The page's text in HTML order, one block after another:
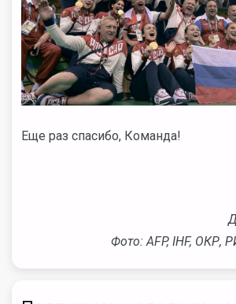
Еще раз спасибо, Команда!
Фото: AFP, IHF, ОКР,